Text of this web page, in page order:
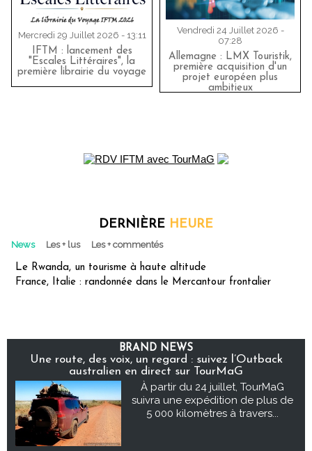
Mercredi 29 Juillet 2026 - 13:11
IFTM : lancement des
"Escales Littéraires", la
première librairie du voyage
Vendredi 24 Juillet 2026 -
07:28
Allemagne : LMX Touristik,
première acquisition d'un
projet européen plus
ambitieux
DERNIÈRE HEURE
News Les + lus Les + commentés
Le Rwanda, un tourisme à haute altitude
France, Italie : randonnée dans le Mercantour frontalier
BRAND NEWS
Une route, des voix, un regard : suivez l’Outback
australien en direct sur TourMaG
À partir du 24 juillet, TourMaG
suivra une expédition de plus de
5 000 kilomètres à travers...